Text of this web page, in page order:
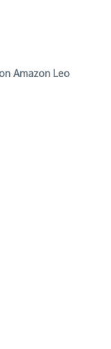
Amazon Leo